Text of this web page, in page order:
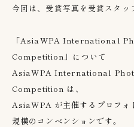
今回は、受賞写真を受賞スタッ
「AsiaWPA International
Competition」について
AsiaWPA International
Competition は、
AsiaWPA が主催するプロフォ
規模のコンベンションです。